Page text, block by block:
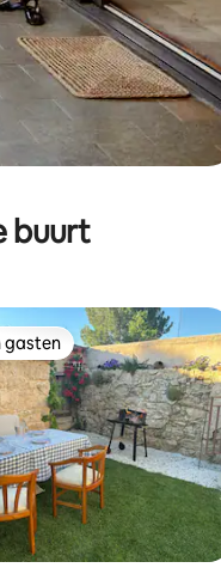
buurt
gasten
gasten